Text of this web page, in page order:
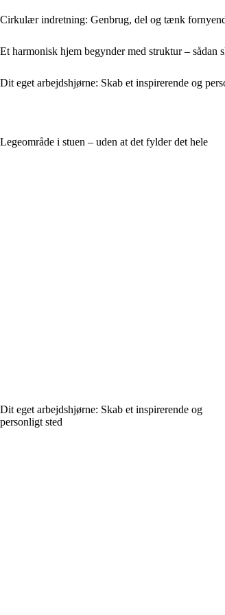
Cirkulær indretning: Genbrug, del og tænk
Et harmonisk hjem begynder med struktur – sådan
Dit eget arbejdshjørne: Skab et inspirerende og
Legeområde i stuen – uden at det fylder det hele
Dit eget arbejdshjørne: Skab et inspirerende og
personligt sted